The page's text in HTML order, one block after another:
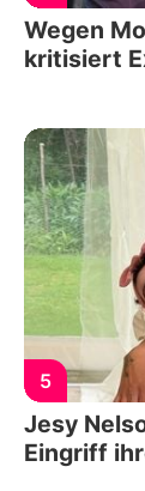
Wegen
kritisiert
5
Jesy
Eingriff